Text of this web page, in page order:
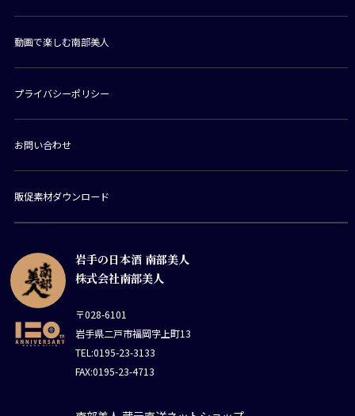
岩手の日本酒 南部美人
株式会社南部美人
〒028-6101
岩手県二戸市福岡字上町13
TEL:0195-23-3133
FAX:0195-23-4713
動画で楽しむ南部美人
プライバシーポリシー
お問い合わせ
販促素材ダウンロード